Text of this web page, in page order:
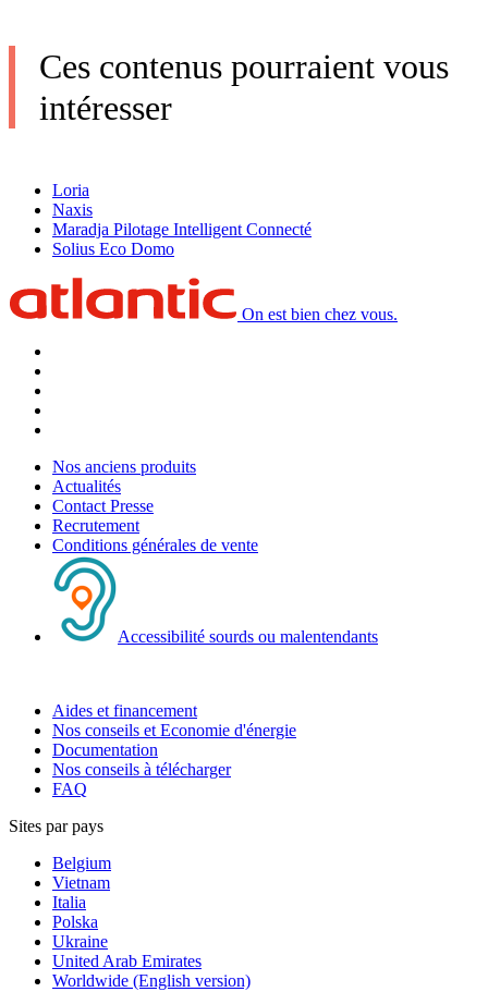
Ces contenus pourraient vous
intéresser
Loria
Naxis
Maradja Pilotage Intelligent Connecté
Solius Eco Domo
On est bien chez vous.
Nos anciens produits
Actualités
Contact Presse
Recrutement
Conditions générales de vente
Accessibilité sourds ou malentendants
Aides et financement
Nos conseils et Economie d'énergie
Documentation
Nos conseils à télécharger
FAQ
Sites par pays
Belgium
Vietnam
Italia
Polska
Ukraine
United Arab Emirates
Worldwide (English version)